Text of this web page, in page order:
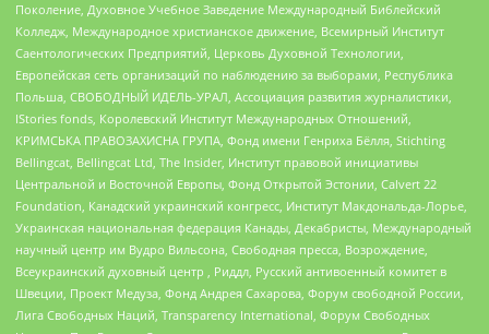
Поколение, Духовное Учебное Заведение Международный Библейский
Колледж, Международное христианское движение, Всемирный Институт
Саентологических Предприятий, Церковь Духовной Технологии,
Европейская сеть организаций по наблюдению за выборами, Республика
Польша, СВОБОДНЫЙ ИДЕЛЬ-УРАЛ, Ассоциация развития журналистики,
IStories fonds, Королевский Институт Международных Отношений,
КРИМСЬКА ПРАВОЗАХИСНА ГРУПА, Фонд имени Генриха Бёлля, Stichting
Bellingcat, Bellingcat Ltd, The Insider, Институт правовой инициативы
Центральной и Восточной Европы, Фонд Открытой Эстонии, Calvert 22
Foundation, Канадский украинский конгресс, Институт Макдональда-Лорье,
Украинская национальная федерация Канады, Декабристы, Международный
научный центр им Вудро Вильсона, Свободная пресса, Возрождение,
Всеукраинский духовный центр , Риддл, Русский антивоенный комитет в
Швеции, Проект Медуза, Фонд Андрея Сахарова, Форум свободной России,
Лига Свободных Наций, Transparеncy International, Форум Свободных